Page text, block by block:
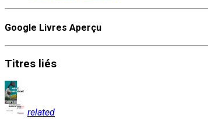
Google Livres Aperçu
Titres liés
related